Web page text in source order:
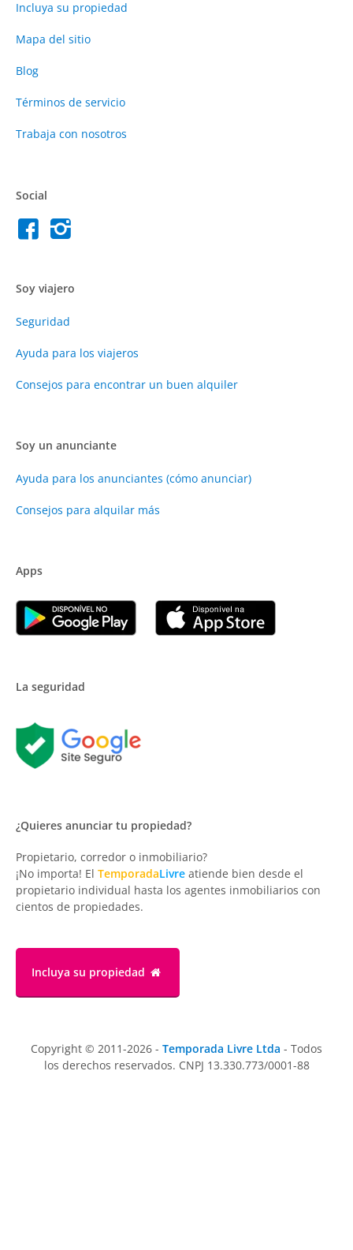
Incluya su propiedad
Mapa del sitio
Blog
Términos de servicio
Trabaja con nosotros
Social
Soy viajero
Seguridad
Ayuda para los viajeros
Consejos para encontrar un buen alquiler
Soy un anunciante
Ayuda para los anunciantes (cómo anunciar)
Consejos para alquilar más
Apps
La seguridad
¿Quieres anunciar tu propiedad?
Propietario, corredor o inmobiliario?
¡No importa! El TemporadaLivre atiende bien desde el
propietario individual hasta los agentes inmobiliarios con
cientos de propiedades.
Incluya su propiedad
Copyright © 2011-2026 - Temporada Livre Ltda - Todos
los derechos reservados. CNPJ 13.330.773/0001-88